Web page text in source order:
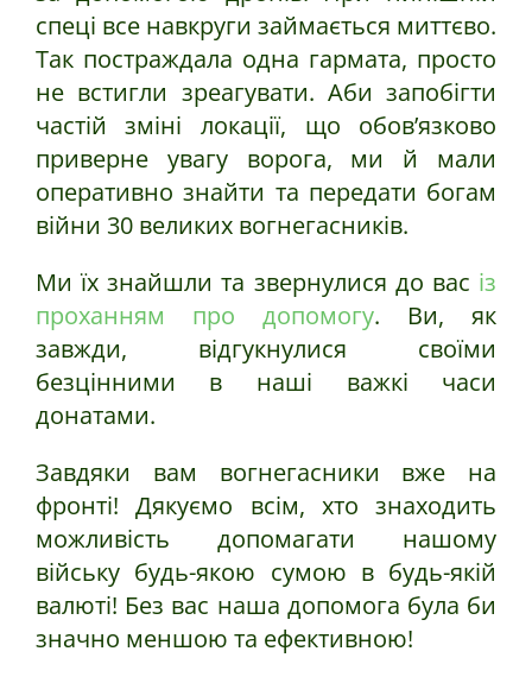
спеці все навкруги займається миттєво.
Так постраждала одна гармата, просто
не встигли зреагувати. Аби запобігти
частій зміні локації, що обов’язково
приверне увагу ворога, ми й мали
оперативно знайти та передати богам
війни 30 великих вогнегасників.
Ми їх знайшли та звернулися до вас із
проханням про допомогу. Ви, як
завжди, відгукнулися своїми
безцінними в наші важкі часи
донатами.
Завдяки вам вогнегасники вже на
фронті! Дякуємо всім, хто знаходить
можливість допомагати нашому
війську будь-якою сумою в будь-якій
валюті! Без вас наша допомога була би
значно меншою та ефективною!